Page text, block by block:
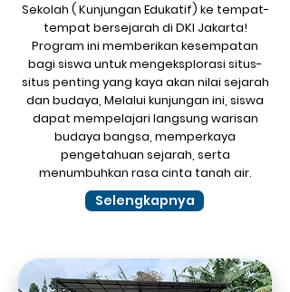
Sekolah ( Kunjungan Edukatif) ke tempat-
tempat bersejarah di DKI Jakarta!
Program ini memberikan kesempatan
bagi siswa untuk mengeksplorasi situs-
situs penting yang kaya akan nilai sejarah
dan budaya, Melalui kunjungan ini, siswa
dapat mempelajari langsung warisan
budaya bangsa, memperkaya
pengetahuan sejarah, serta
menumbuhkan rasa cinta tanah air.
Selengkapnya